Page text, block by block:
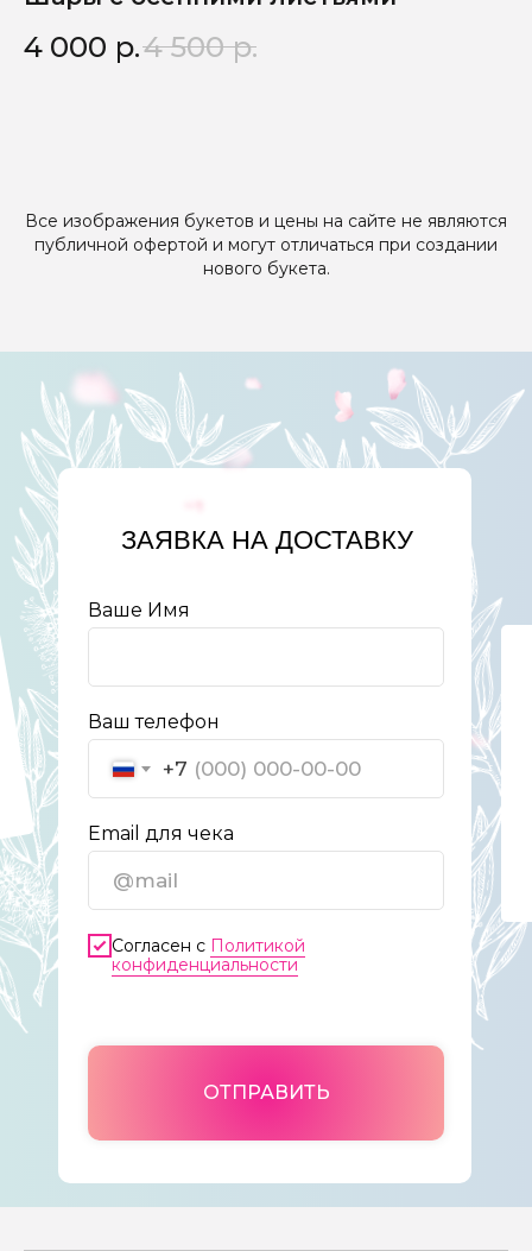
4 000 р.4 500 р.
Все изображения букетов и цены на сайте не являются
публичной офертой и могут отличаться при создании
нового букета.
Ваше Имя
Ваш телефон
+7
Email для чека
Согласен с Политикой
конфиденциальности
ОТПРАВИТЬ
ЗАЯВКА НА ДОСТАВКУ